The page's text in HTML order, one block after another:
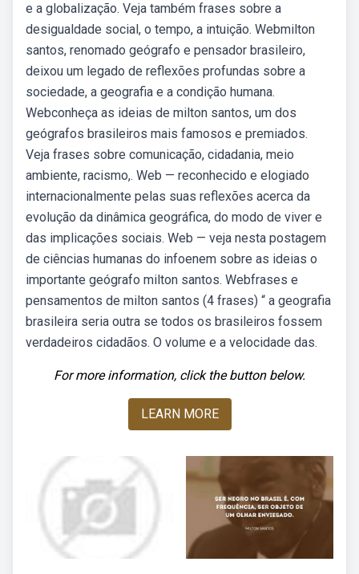
e a globalização. Veja também frases sobre a
desigualdade social, o tempo, a intuição. Webmilton
santos, renomado geógrafo e pensador brasileiro,
deixou um legado de reflexões profundas sobre a
sociedade, a geografia e a condição humana.
Webconheça as ideias de milton santos, um dos
geógrafos brasileiros mais famosos e premiados.
Veja frases sobre comunicação, cidadania, meio
ambiente, racismo,. Web — reconhecido e elogiado
internacionalmente pelas suas reflexões acerca da
evolução da dinâmica geográfica, do modo de viver e
das implicações sociais. Web — veja nesta postagem
de ciências humanas do infoenem sobre as ideias o
importante geógrafo milton santos. Webfrases e
pensamentos de milton santos (4 frases) “ a geografia
brasileira seria outra se todos os brasileiros fossem
verdadeiros cidadãos. O volume e a velocidade das.
For more information, click the button below.
LEARN MORE